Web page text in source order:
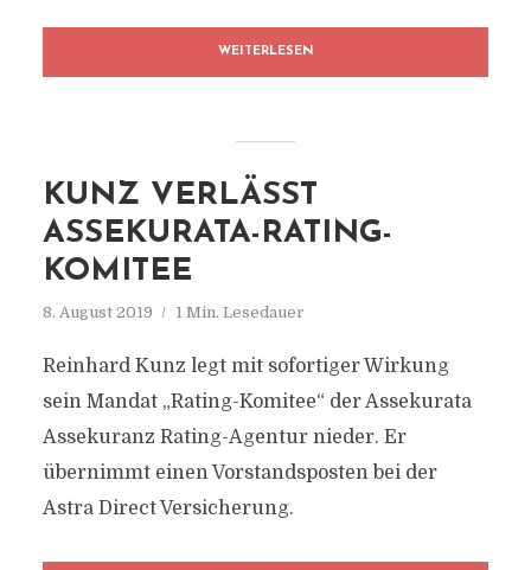
WEITERLESEN
KUNZ VERLÄSST
ASSEKURATA-RATING-
KOMITEE
8. August 2019 1 Min. Lesedauer
Reinhard Kunz legt mit sofortiger Wirkung
sein Mandat „Rating-Komitee“ der Assekurata
Assekuranz Rating-Agentur nieder. Er
übernimmt einen Vorstandsposten bei der
Astra Direct Versicherung.